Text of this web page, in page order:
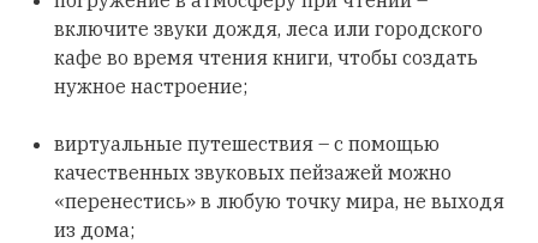
включите звуки дождя, леса или городского
кафе во время чтения книги, чтобы создать
нужное настроение;
виртуальные путешествия – с помощью
качественных звуковых пейзажей можно
«перенестись» в любую точку мира, не выходя
из дома;